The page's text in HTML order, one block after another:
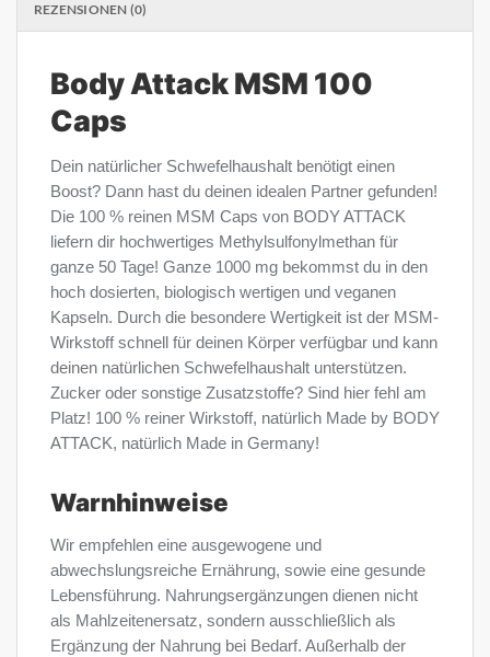
REZENSIONEN (0)
Body Attack MSM 100
Caps
Dein natürlicher Schwefelhaushalt benötigt einen
Boost? Dann hast du deinen idealen Partner gefunden!
Die 100 % reinen MSM Caps von BODY ATTACK
liefern dir hochwertiges Methylsulfonylmethan für
ganze 50 Tage! Ganze 1000 mg bekommst du in den
hoch dosierten, biologisch wertigen und veganen
Kapseln. Durch die besondere Wertigkeit ist der MSM-
Wirkstoff schnell für deinen Körper verfügbar und kann
deinen natürlichen Schwefelhaushalt unterstützen.
Zucker oder sonstige Zusatzstoffe? Sind hier fehl am
Platz! 100 % reiner Wirkstoff, natürlich Made by BODY
ATTACK, natürlich Made in Germany!
Warnhinweise
Wir empfehlen eine ausgewogene und
abwechslungsreiche Ernährung, sowie eine gesunde
Lebensführung. Nahrungsergänzungen dienen nicht
als Mahlzeitenersatz, sondern ausschließlich als
Ergänzung der Nahrung bei Bedarf. Außerhalb der